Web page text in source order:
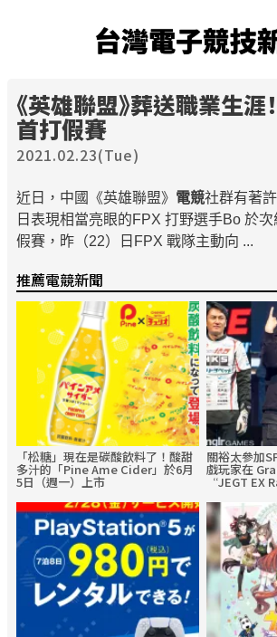
台灣電子競技
《英雄聯盟》葬送職業生涯
首打假賽
2021.02.23(Tue)
近日，中國《英雄聯盟》 電競社群有著
日表現相當亮眼的FPX 打野選手Bo 於
假賽，昨（22）日FPX 戰隊主動向 ...
推薦電競新聞
「松糖」現在是碳酸飲料了！酸甜
多汁的「Pine Ame Cider」於6月
5日（週一）上市
關裕太參加
戲玩家在
“JEGT EX